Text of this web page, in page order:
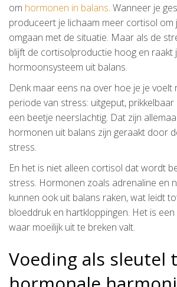
om hormonen in balans. Wanneer je
produceert je lichaam meer cortisol om
omgaan met de situatie. Maar als de
blijft de cortisolproductie hoog en raakt
hormoonsysteem uit balans.
Denk maar eens na over hoe je je voelt
periode van stress: uitgeput,
een beetje neerslachtig. Dat zijn
hormonen uit balans zijn geraakt door
stress.
En het is niet alleen cortisol dat wordt
stress. Hormonen zoals adrenaline en
kunnen ook uit balans raken, wat leidt
bloeddruk en hartkloppingen. Het is een
waar moeilijk uit te breken valt.
Voeding als sleutel